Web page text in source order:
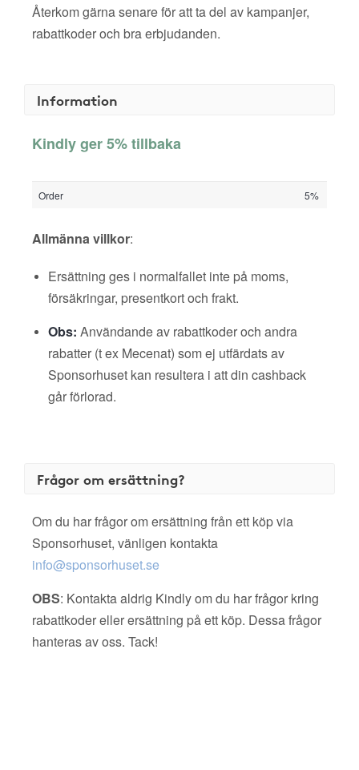
Återkom gärna senare för att ta del av kampanjer,
rabattkoder och bra erbjudanden.
Information
Kindly ger 5% tillbaka
Order 5%
Allmänna villkor:
Ersättning ges i normalfallet inte på moms,
försäkringar, presentkort och frakt.
Obs: Användande av rabattkoder och andra
rabatter (t ex Mecenat) som ej utfärdats av
Sponsorhuset kan resultera i att din cashback
går förlorad.
Frågor om ersättning?
Om du har frågor om ersättning från ett köp via
Sponsorhuset, vänligen kontakta
info@sponsorhuset.se
OBS: Kontakta aldrig Kindly om du har frågor kring
rabattkoder eller ersättning på ett köp. Dessa frågor
hanteras av oss. Tack!